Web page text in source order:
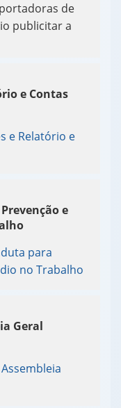
de
publicitar a
e Contas
e Relatório e
e
para
no Trabalho
Geral